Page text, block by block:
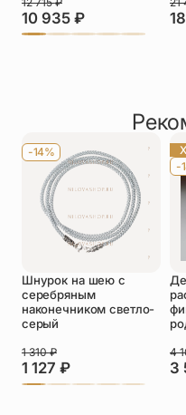
До 5 фото, JPG/PNG/WEBP, не
политикой
согласие на
Пока нет отзывов.
10 935 ₽
-14%
Шнурок на шею с
серебряным
наконечником светло-
серый
1 127 ₽
1 310₽
-
3
4